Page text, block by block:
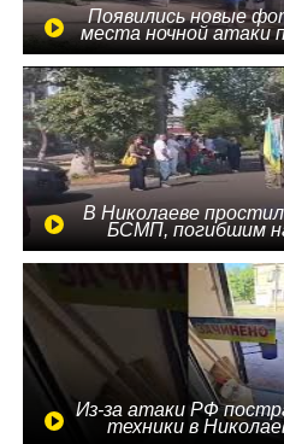
Появились новые
места ночной атаки
В Николаеве
БСМП, погибшим
Из-за атаки РФ
техники в